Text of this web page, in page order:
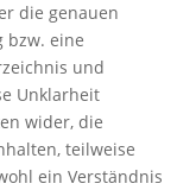
die genauen
bzw. eine
und
Unklarheit
wider, die
teilweise
ein Verständnis